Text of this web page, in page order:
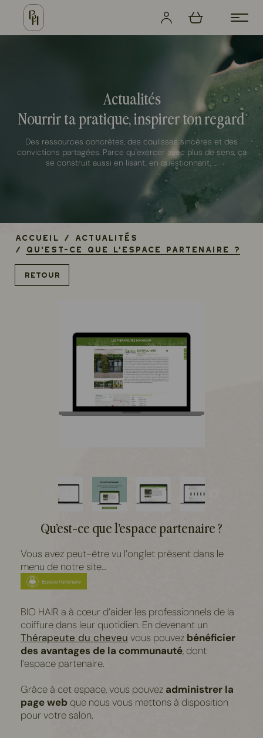
Actualités
Nourrir ta pratique, inspirer ton regard
Des ressources concrètes, des coulisses sincères et des
convictions partagées. Parce qu'exercer avec plus de sens, ça
se construit aussi en lisant, en questionnant, ...
Accueil /
Actualités
/
Qu’est-ce que l’espace partenaire ?
Retour
Qu’est-ce que l’espace partenaire ?
Vous avez peut-être vu l’onglet présent dans le
menu de notre site…
BIO HAIR a à cœur d’aider les professionnels de la
coiffure dans leur quotidien. En devenant un
Thérapeute du cheveu vous pouvez bénéficier
des avantages de la communauté, dont
l’espace partenaire.
Grâce à cet espace, vous pouvez administrer la
page web que nous vous mettons à disposition
pour votre salon.